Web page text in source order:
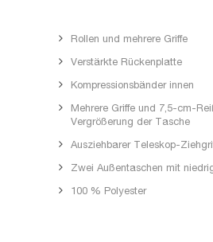
Rollen und mehrere Griffe
Verstärkte Rückenplatte
Kompressionsbänder innen
Mehrere Griffe und 7,5-cm-
Vergrößerung der Tasche
Ausziehbarer Teleskop-
Zwei Außentaschen mit
100 % Polyester